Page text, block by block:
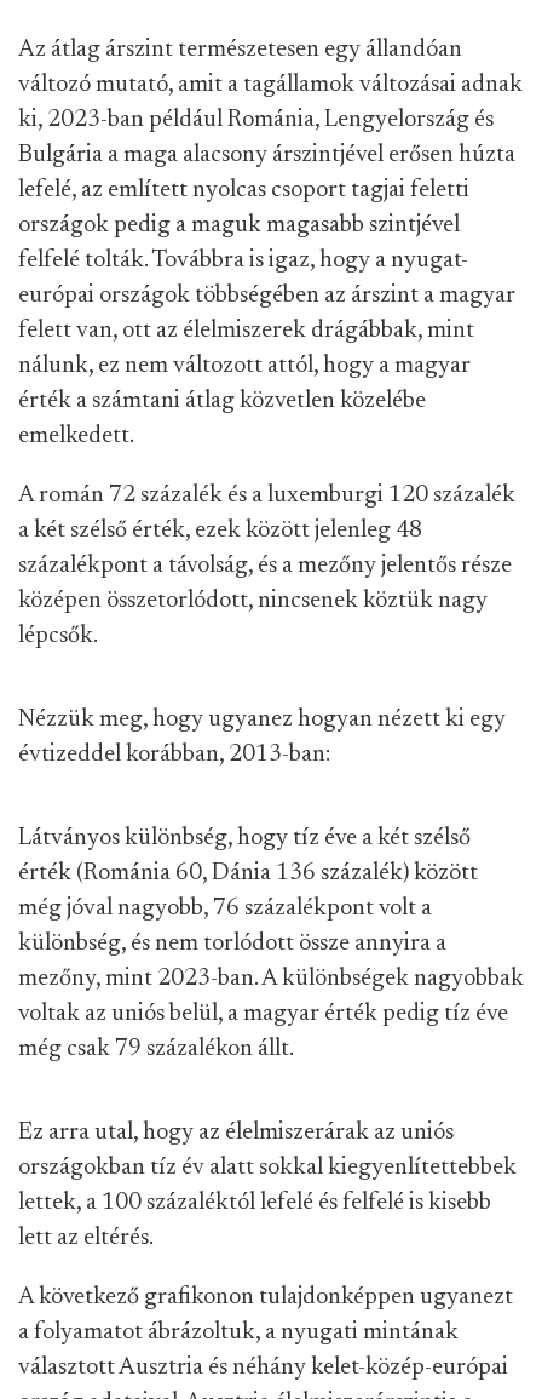
Az átlag árszint természetesen egy állandóan
változó mutató, amit a tagállamok változásai adnak
ki, 2023-ban például Románia, Lengyelország és
Bulgária a maga alacsony árszintjével erősen húzta
lefelé, az említett nyolcas csoport tagjai feletti
országok pedig a maguk magasabb szintjével
felfelé tolták. Továbbra is igaz, hogy a nyugat-
európai országok többségében az árszint a magyar
felett van, ott az élelmiszerek drágábbak, mint
nálunk, ez nem változott attól, hogy a magyar
érték a számtani átlag közvetlen közelébe
emelkedett.
A román 72 százalék és a luxemburgi 120 százalék
a két szélső érték, ezek között jelenleg 48
százalékpont a távolság, és a mezőny jelentős része
középen összetorlódott, nincsenek köztük nagy
lépcsők.
Nézzük meg, hogy ugyanez hogyan nézett ki egy
évtizeddel korábban, 2013-ban:
Látványos különbség, hogy tíz éve a két szélső
érték (Románia 60, Dánia 136 százalék) között
még jóval nagyobb, 76 százalékpont volt a
különbség, és nem torlódott össze annyira a
mezőny, mint 2023-ban. A különbségek nagyobbak
voltak az uniós belül, a magyar érték pedig tíz éve
még csak 79 százalékon állt.
Ez arra utal, hogy az élelmiszerárak az uniós
országokban tíz év alatt sokkal kiegyenlítettebbek
lettek, a 100 százaléktól lefelé és felfelé is kisebb
lett az eltérés.
A következő grafikonon tulajdonképpen ugyanezt
a folyamatot ábrázoltuk, a nyugati mintának
választott Ausztria és néhány kelet-közép-európai